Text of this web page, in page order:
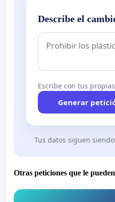
Describe el
Escribe con tus
Generar
Tus datos siguen
Otras peticiones que le